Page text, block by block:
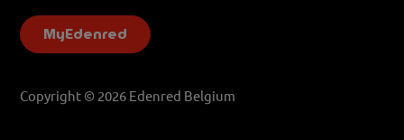
MyEdenred
Copyright © 2026 Edenred Belgium